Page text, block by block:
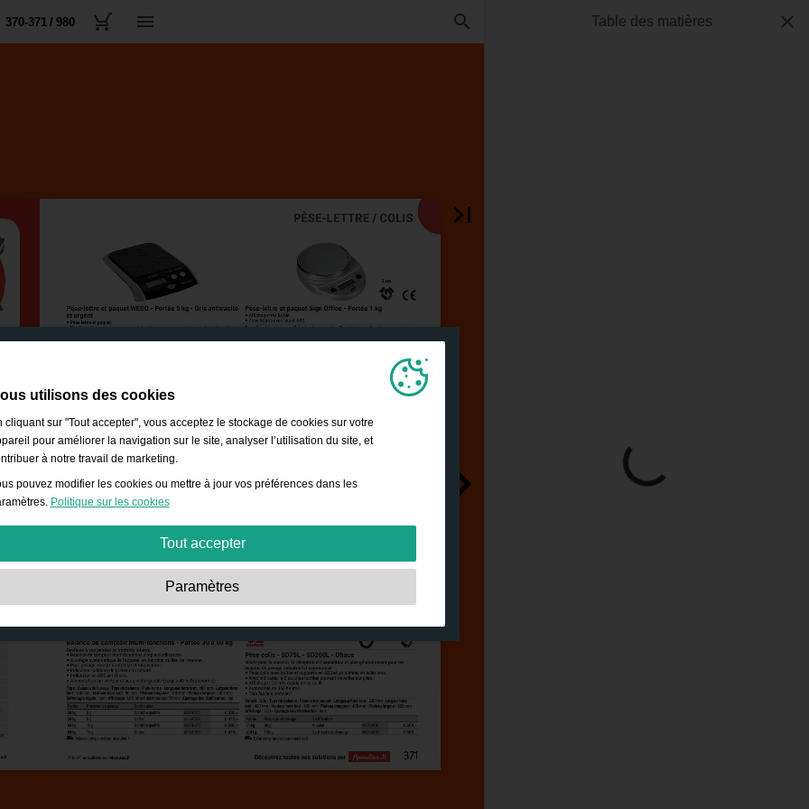
370-371 / 980 Table des matières
utilisons des cookies
cliquant sur "Tout accepter", vous acceptez le stockage de cookies sur votre
pour améliorer la navigation sur le site, analyser l’utilisation du site, et
à notre travail de marketing.
pouvez modifier les cookies ou mettre à jour vos préférences dans les
Politique sur les cookies
Tout accepter
Ces cookies sont essentiels pour permettre des
Performances:Ces cookies nous permettent de compter les visites et les sources
de trafic ainsi que la façon dont il est utilisé. Cela nous permet d’améliorer les
performances. Toutes les informations sont regroupées et restent donc anonymes.
Fonctionnels:
Ces cookies permettent au site d’offrir des fonctions avancées et
des options de personnalisation telles que le choix de la taille de police, etc.
Ces cookies sont utilisés pour afficher des publicités plus adaptées à
Paramètres